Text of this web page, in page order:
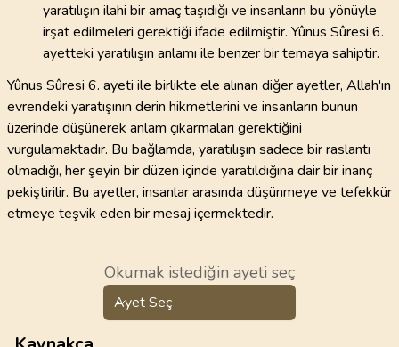
yaratılışın ilahi bir amaç taşıdığı ve insanların bu yönüyle
irşat edilmeleri gerektiği ifade edilmiştir. Yûnus Sûresi 6.
ayetteki yaratılışın anlamı ile benzer bir temaya sahiptir.
Yûnus Sûresi 6. ayeti ile birlikte ele alınan diğer ayetler, Allah'ın
evrendeki yaratışının derin hikmetlerini ve insanların bunun
üzerinde düşünerek anlam çıkarmaları gerektiğini
vurgulamaktadır. Bu bağlamda, yaratılışın sadece bir raslantı
olmadığı, her şeyin bir düzen içinde yaratıldığına dair bir inanç
pekiştirilir. Bu ayetler, insanlar arasında düşünmeye ve tefekkür
etmeye teşvik eden bir mesaj içermektedir.
Okumak istediğin ayeti seç
Ayet Seç